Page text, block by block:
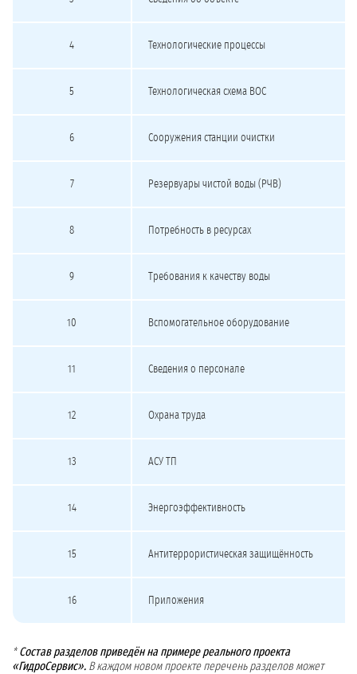
4 Технологические процессы
5 Технологическая схема ВОС
6 Сооружения станции очистки
7 Резервуары чистой воды (РЧВ)
8 Потребность в ресурсах
9 Требования к качеству воды
10 Вспомогательное оборудование
11 Сведения о персонале
12 Охрана труда
13 АСУ ТП
14 Энергоэффективность
15 Антитеррористическая защищённость
16 Приложения
* Состав разделов приведён на примере реального проекта
«ГидроСервис». В каждом новом проекте перечень разделов может